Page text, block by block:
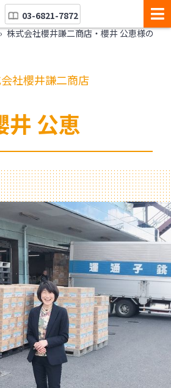
03-6821-7872
› 株式会社櫻井謙二商店・櫻井 公恵様の
社櫻井謙二商店
井 公恵